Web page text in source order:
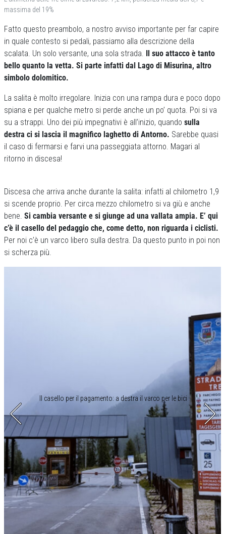
massima del 19%
Fatto questo preambolo, a nostro avviso importante per far capire
in quale contesto si pedali, passiamo alla descrizione della
scalata. Un solo versante, una sola strada. Il suo attacco è tanto
bello quanto la vetta. Si parte infatti dal Lago di Misurina, altro
simbolo dolomitico.
La salita è molto irregolare. Inizia con una rampa dura e poco dopo
spiana e per qualche metro si perde anche un po’ quota. Poi si va
su a strappi. Uno dei più impegnativi è all’inizio, quando sulla
destra ci si lascia il magnifico laghetto di Antorno. Sarebbe quasi
il caso di fermarsi e farvi una passeggiata attorno. Magari al
ritorno in discesa!
Discesa che arriva anche durante la salita: infatti al chilometro 1,9
si scende proprio. Per circa mezzo chilometro si va giù e anche
bene. Si cambia versante e si giunge ad una vallata ampia. E’ qui
c’è il casello del pedaggio che, come detto, non riguarda i ciclisti.
Per noi c’è un varco libero sulla destra. Da questo punto in poi non
si scherza più.
Il casello per il pagamento: a destra il varco per le bici